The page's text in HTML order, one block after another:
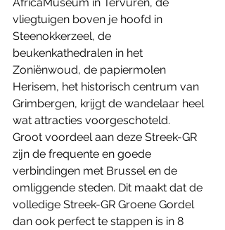
AfricaMuseum in Tervuren, de
vliegtuigen boven je hoofd in
Steenokkerzeel, de
beukenkathedralen in het
Zoniënwoud, de papiermolen
Herisem, het historisch centrum van
Grimbergen, krijgt de wandelaar heel
wat attracties voorgeschoteld. ​
​Groot voordeel aan deze Streek-GR
zijn de frequente en goede
verbindingen met Brussel en de
omliggende steden. Dit maakt dat de
volledige Streek-GR Groene Gordel
dan ook perfect te stappen is in 8